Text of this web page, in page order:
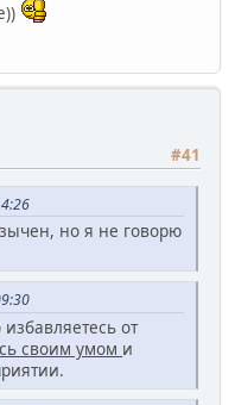
#41
но я не говорю
от
своим умом и